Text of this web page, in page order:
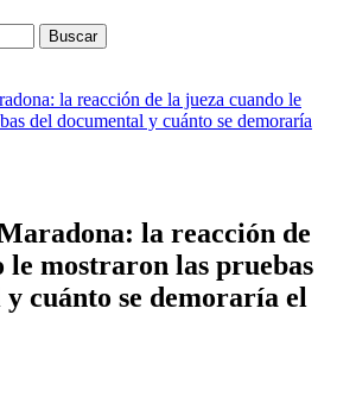
Buscar
la reacción de la jueza cuando le
del documental y cuánto se demoraría
la reacción de
le mostraron las pruebas
cuánto se demoraría el